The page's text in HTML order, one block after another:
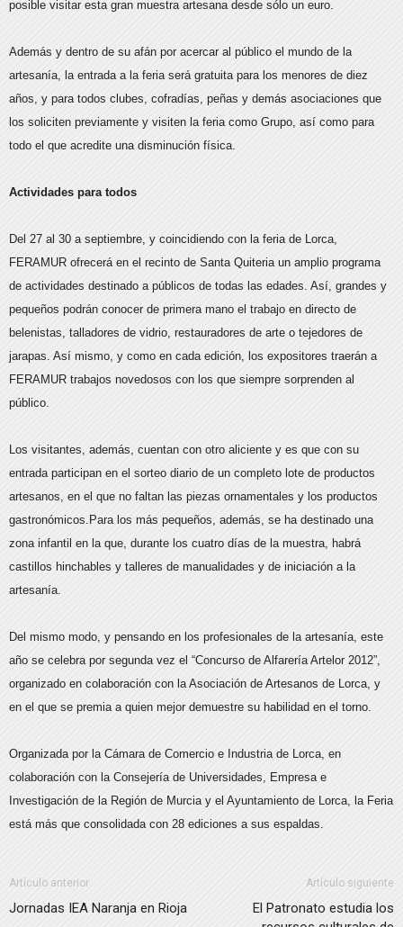
posible visitar esta gran muestra artesana desde sólo un euro.
Además y dentro de su afán por acercar al público el mundo de la
artesanía, la entrada a la feria será gratuita para los menores de diez
años, y para todos clubes, cofradías, peñas y demás asociaciones que
los soliciten previamente y visiten la feria como Grupo, así como para
todo el que acredite una disminución física.
Actividades para todos
Del 27 al 30 a septiembre, y coincidiendo con la feria de Lorca,
FERAMUR ofrecerá en el recinto de Santa Quiteria un amplio programa
de actividades destinado a públicos de todas las edades. Así, grandes y
pequeños podrán conocer de primera mano el trabajo en directo de
belenistas, talladores de vidrio, restauradores de arte o tejedores de
jarapas. Así mismo, y como en cada edición, los expositores traerán a
FERAMUR trabajos novedosos con los que siempre sorprenden al
público.
Los visitantes, además, cuentan con otro aliciente y es que con su
entrada participan en el sorteo diario de un completo lote de productos
artesanos, en el que no faltan las piezas ornamentales y los productos
gastronómicos.Para los más pequeños, además, se ha destinado una
zona infantil en la que, durante los cuatro días de la muestra, habrá
castillos hinchables y talleres de manualidades y de iniciación a la
artesanía.
Del mismo modo, y pensando en los profesionales de la artesanía, este
año se celebra por segunda vez el “Concurso de Alfarería Artelor 2012”,
organizado en colaboración con la Asociación de Artesanos de Lorca, y
en el que se premia a quien mejor demuestre su habilidad en el torno.
Organizada por la Cámara de Comercio e Industria de Lorca, en
colaboración con la Consejería de Universidades, Empresa e
Investigación de la Región de Murcia y el Ayuntamiento de Lorca, la Feria
está más que consolidada con 28 ediciones a sus espaldas.
Artículo anterior
Jornadas IEA Naranja en Rioja
Artículo siguiente
El Patronato estudia los